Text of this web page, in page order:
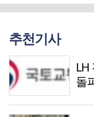
추천기사
LH
돌